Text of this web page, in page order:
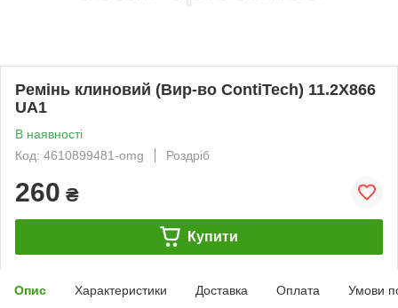
Ремінь клиновий (Вир-во ContiTech) 11.2X866
UA1
В наявності
Код: 4610899481-omg
Роздріб
260 ₴
Купити
Опис Характеристики Доставка Оплата Умови